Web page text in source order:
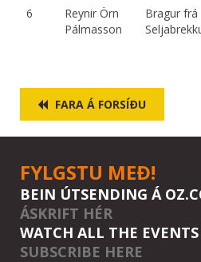
6
Reynir Örn
Pálmasson
Bragur frá
FARA Á FORSÍÐU
FYLGSTU MEÐ!
BEIN ÚTSENDING Á
ÁSKRIFT HÉR
WATCH ALL THE
SUBSCRIBE HERE